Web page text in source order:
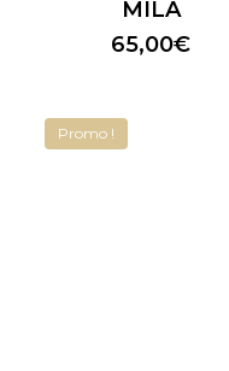
MILA
65,00€
Promo !